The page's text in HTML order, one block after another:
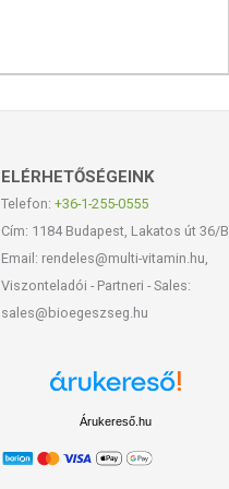
ELÉRHETŐSÉGEINK
Telefon: +36-1-255-0555
Cím: 1184 Budapest, Lakatos út 36/B
Email: rendeles@multi-vitamin.hu,
Viszonteladói - Partneri - Sales:
sales@bioegeszseg.hu
Árukereső.hu